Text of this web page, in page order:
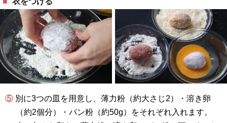
⑤ 別に3つの皿を用意し、薄力粉（約大さじ2）・溶き卵
（約2個分）・パン粉（約50g）をそれぞれ入れます。